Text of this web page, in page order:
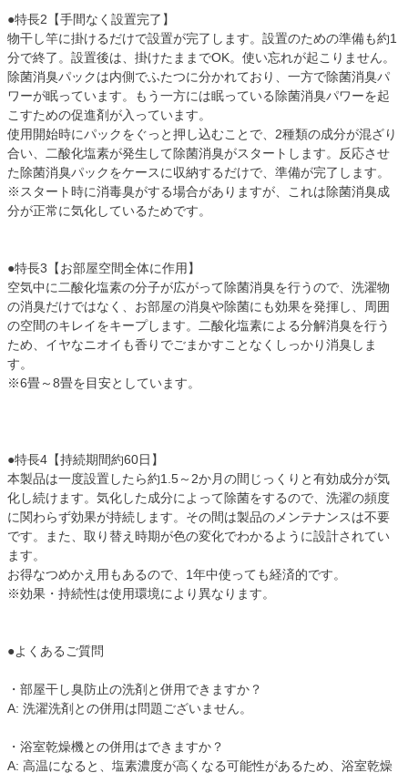
●特長2【手間なく設置完了】
物干し竿に掛けるだけで設置が完了します。設置のための準備も約1
分で終了。設置後は、掛けたままでOK。使い忘れが起こりません。
除菌消臭パックは内側でふたつに分かれており、一方で除菌消臭パ
ワーが眠っています。もう一方には眠っている除菌消臭パワーを起
こすための促進剤が入っています。
使用開始時にパックをぐっと押し込むことで、2種類の成分が混ざり
合い、二酸化塩素が発生して除菌消臭がスタートします。反応させ
た除菌消臭パックをケースに収納するだけで、準備が完了します。
※スタート時に消毒臭がする場合がありますが、これは除菌消臭成
分が正常に気化しているためです。
●特長3【お部屋空間全体に作用】
空気中に二酸化塩素の分子が広がって除菌消臭を行うので、洗濯物
の消臭だけではなく、お部屋の消臭や除菌にも効果を発揮し、周囲
の空間のキレイをキープします。二酸化塩素による分解消臭を行う
ため、イヤなニオイも香りでごまかすことなくしっかり消臭しま
す。
※6畳～8畳を目安としています。
●特長4【持続期間約60日】
本製品は一度設置したら約1.5～2か月の間じっくりと有効成分が気
化し続けます。気化した成分によって除菌をするので、洗濯の頻度
に関わらず効果が持続します。その間は製品のメンテナンスは不要
です。また、取り替え時期が色の変化でわかるように設計されてい
ます。
お得なつめかえ用もあるので、1年中使っても経済的です。
※効果・持続性は使用環境により異なります。
●よくあるご質問
・部屋干し臭防止の洗剤と併用できますか？
A: 洗濯洗剤との併用は問題ございません。
・浴室乾燥機との併用はできますか？
A: 高温になると、塩素濃度が高くなる可能性があるため、浴室乾燥